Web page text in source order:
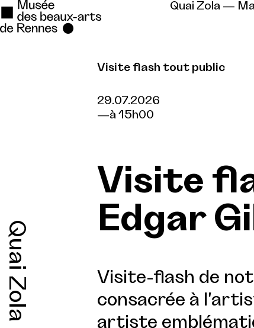
Quai Zola —
Quai Zola
Visite flash tout public
29.07.2026
à 15h00
Visite
Edgar
Visite-flash de
consacrée à
artiste